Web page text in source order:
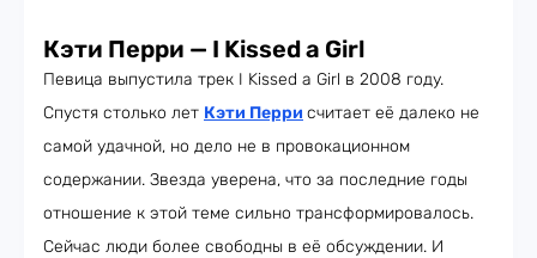
Кэти Перри — I Kissed a Girl
Певица выпустила трек I Kissed a Girl в 2008 году.
Спустя столько лет Кэти Перри считает её далеко не
самой удачной, но дело не в провокационном
содержании. Звезда уверена, что за последние годы
отношение к этой теме сильно трансформировалось.
Сейчас люди более свободны в её обсуждении. И